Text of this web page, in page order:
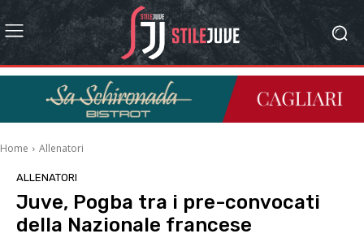
Home Allenatori
ALLENATORI
Juve, Pogba tra i pre-convocati
della Nazionale francese